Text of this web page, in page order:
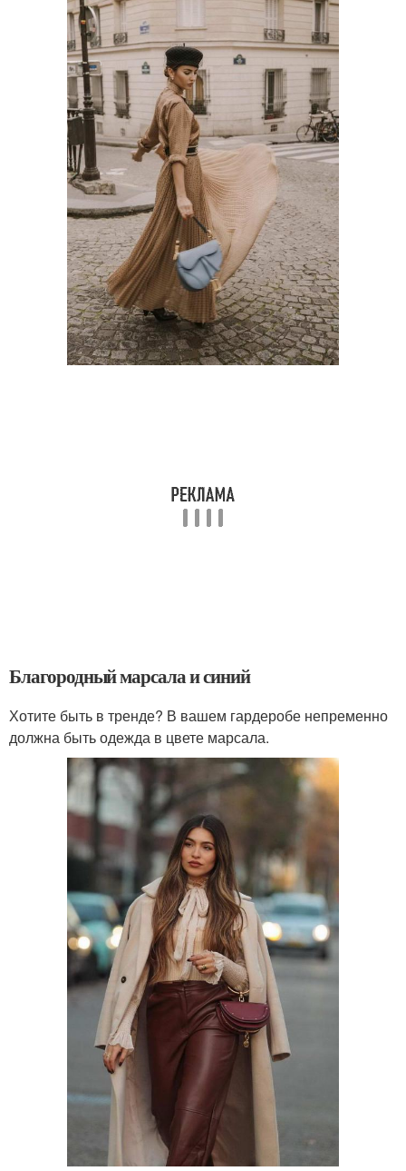
Благородный марсала и синий
Хотите быть в тренде? В вашем гардеробе непременно
должна быть одежда в цвете марсала.